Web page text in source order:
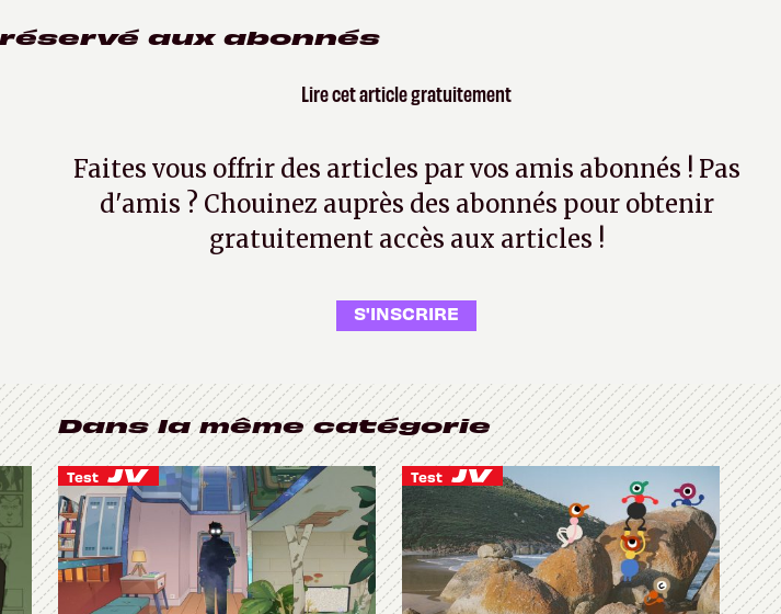
aux abonnés
Lire cet article gratuitement
Faites vous offrir des articles par vos amis abonnés ! Pas
d'amis ? Chouinez auprès des abonnés pour obtenir
gratuitement accès aux articles !
S'INSCRIRE
Dans la même catégorie
Test Test